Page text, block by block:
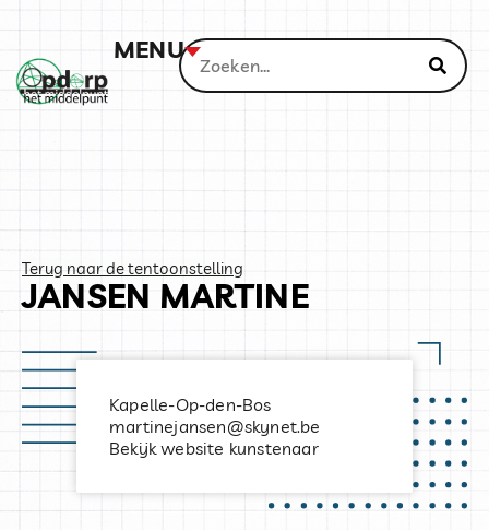
MENU
Terug naar de tentoonstelling
JANSEN MARTINE
Kapelle-Op-den-Bos
martinejansen@skynet.be
Bekijk website kunstenaar